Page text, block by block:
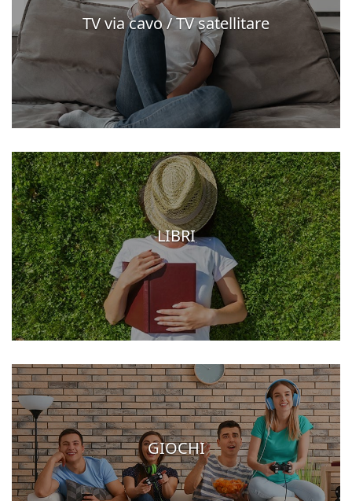
TV via cavo / TV satellitare
LIBRI
GIOCHI